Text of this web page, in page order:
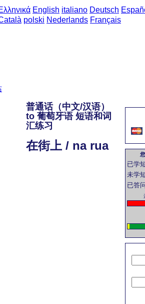
English italiano Deutsch
polski Nederlands Français
已学
未学
已答
普通话（中文/汉语）
to 葡萄牙语 短语和词
汇练习
在街上 / na rua